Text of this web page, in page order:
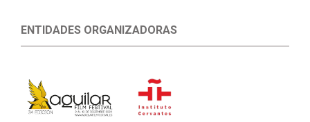
ENTIDADES ORGANIZADORAS